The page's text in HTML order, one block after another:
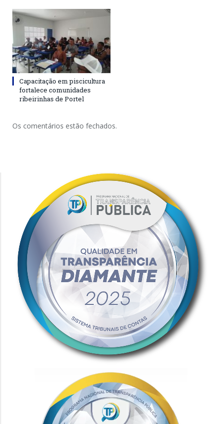
Capacitação em piscicultura
fortalece comunidades
ribeirinhas de Portel
Os comentários estão fechados.